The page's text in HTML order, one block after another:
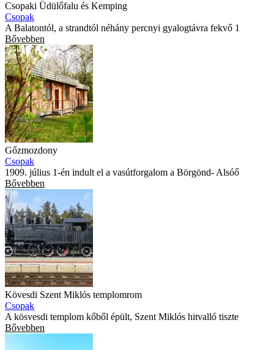
Csopaki Üdülőfalu és Kemping
Csopak
A Balatontól, a strandtól néhány percnyi gyalogtávra fekvő 1
Bővebben
Gőzmozdony
Csopak
1909. július 1-én indult el a vasútforgalom a Börgönd- Alsóő
Bővebben
Kövesdi Szent Miklós templomrom
Csopak
A kösvesdi templom kőből épült, Szent Miklós hitvalló tiszte
Bővebben